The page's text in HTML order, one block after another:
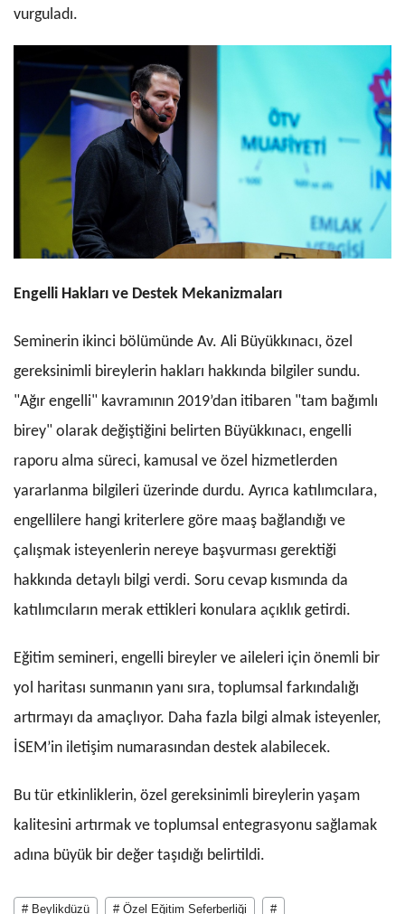
vurguladı.
Engelli Hakları ve Destek Mekanizmaları
Seminerin ikinci bölümünde Av. Ali Büyükkınacı, özel
gereksinimli bireylerin hakları hakkında bilgiler sundu.
"Ağır engelli" kavramının 2019’dan itibaren "tam bağımlı
birey" olarak değiştiğini belirten Büyükkınacı, engelli
raporu alma süreci, kamusal ve özel hizmetlerden
yararlanma bilgileri üzerinde durdu. Ayrıca katılımcılara,
engellilere hangi kriterlere göre maaş bağlandığı ve
çalışmak isteyenlerin nereye başvurması gerektiği
hakkında detaylı bilgi verdi. Soru cevap kısmında da
katılımcıların merak ettikleri konulara açıklık getirdi.
Eğitim semineri, engelli bireyler ve aileleri için önemli bir
yol haritası sunmanın yanı sıra, toplumsal farkındalığı
artırmayı da amaçlıyor. Daha fazla bilgi almak isteyenler,
İSEM’in iletişim numarasından destek alabilecek.
Bu tür etkinliklerin, özel gereksinimli bireylerin yaşam
kalitesini artırmak ve toplumsal entegrasyonu sağlamak
adına büyük bir değer taşıdığı belirtildi.
# Beylikdüzü # Özel Eğitim Seferberliği #